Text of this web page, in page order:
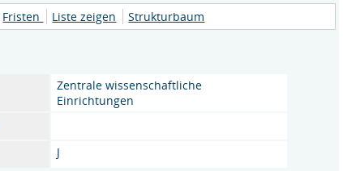
Fristen Liste zeigen Strukturbaum
Zentrale wissenschaftliche
Einrichtungen
J